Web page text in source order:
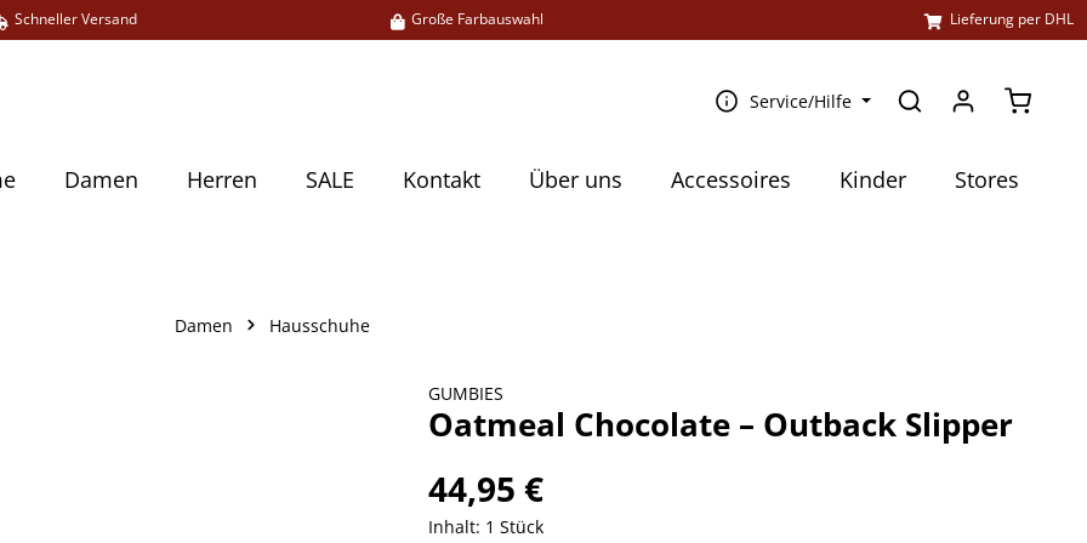
Schneller Versand Große Farbauswahl Lieferung per DHL
Service/Hilfe
Damen Herren SALE Kontakt Über uns Accessoires Kinder Stores
Damen Hausschuhe
GUMBIES
Oatmeal Chocolate – Outback Slipper
44,95 €
Inhalt: 1 Stück